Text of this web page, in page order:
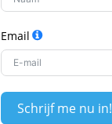
Email
Schrijf me nu in!